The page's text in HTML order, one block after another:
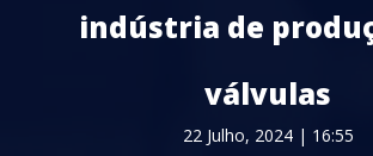
indústria de
válvulas
22 Julho, 2024 | 16:55